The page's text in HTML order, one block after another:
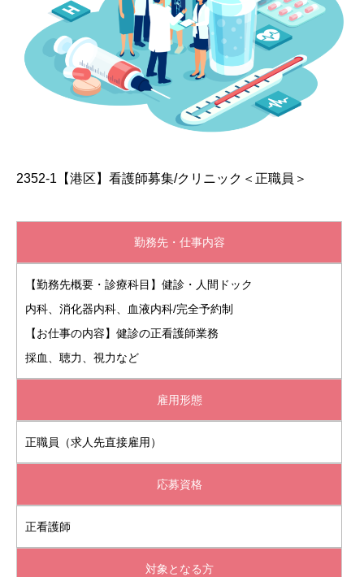
2352-1【港区】看護師募集/クリニック＜正職員＞
勤務先・仕事内容
【勤務先概要・診療科目】健診・人間ドック
内科、消化器内科、血液内科/完全予約制
【お仕事の内容】健診の正看護師業務
採血、聴力、視力など
雇用形態
正職員（求人先直接雇用）
応募資格
正看護師
対象となる方